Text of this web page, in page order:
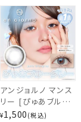
ぴゅあグレージュ
アンジョルノ マンス
リー [ぴゅあブルー
グレー] 1ヶ月 [2枚
¥1,500 税込